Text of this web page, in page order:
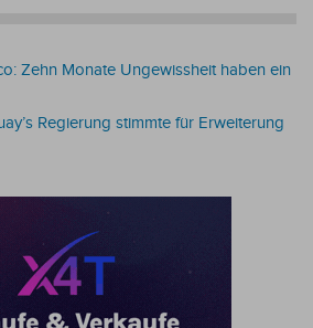
Zehn Monate Ungewissheit haben ein
Regierung stimmte für Erweiterung